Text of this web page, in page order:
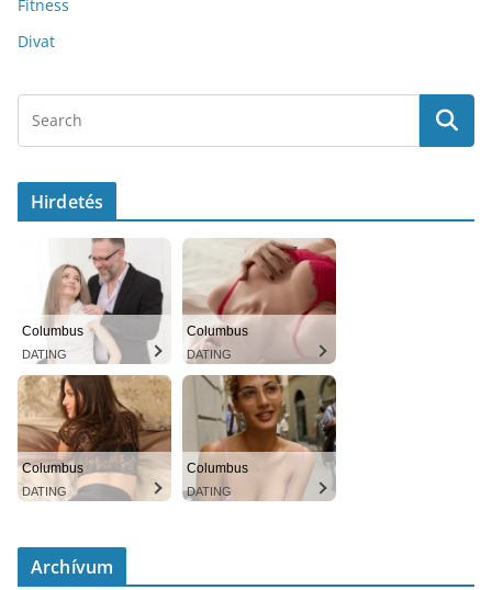
Fitness
Divat
Hirdetés
Columbus
DATING
Columbus
DATING
Columbus
DATING
Columbus
DATING
Archívum